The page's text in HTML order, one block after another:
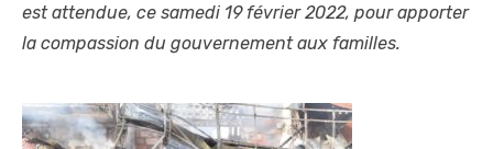
est attendue, ce samedi 19 février 2022, pour apporter
la compassion du gouvernement aux familles.